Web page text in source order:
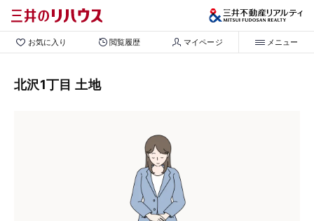
お気に入り 閲覧履歴 マイページ メニュー
北沢1丁目 土地